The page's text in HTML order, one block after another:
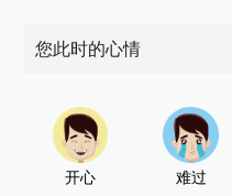
您此时的心情
开心 难过